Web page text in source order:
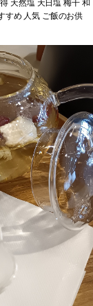
天然塩 天日塩 梅干 和
すめ 人気 ご飯のお供